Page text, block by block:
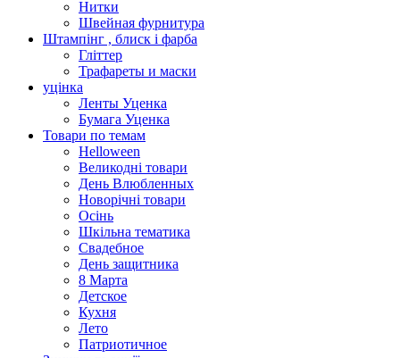
Нитки
Швейная фурнитура
Штампінг , блиск і фарба
Гліттер
Трафареты и маски
уцінка
Ленты Уценка
Бумага Уценка
Товари по темам
Helloween
Великодні товари
День Влюбленных
Новорічні товари
Осінь
Шкільна тематика
Свадебное
День защитника
8 Марта
Детское
Кухня
Лето
Патриотичное